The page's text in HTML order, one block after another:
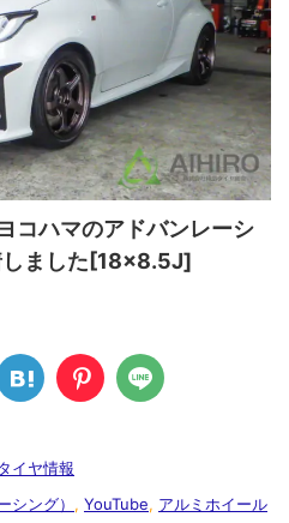
コハマのアドバンレーシ
しました[18×8.5J]
イヤ情報
シング） , YouTube, アルミホイール